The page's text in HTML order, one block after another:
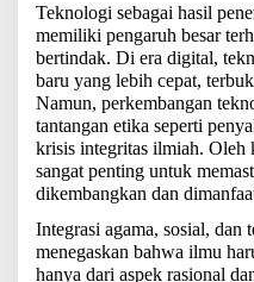
Teknologi sebagai hasil
memiliki pengaruh besar
bertindak. Di era digital,
baru yang lebih cepat,
Namun, perkembangan
tantangan etika seperti
krisis integritas ilmiah. Oleh
sangat penting untuk
dikembangkan dan
Integrasi agama, sosial,
menegaskan bahwa ilmu
hanya dari aspek rasional